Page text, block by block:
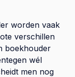
worden vaak
verschillen
boekhouder
wél
men nog